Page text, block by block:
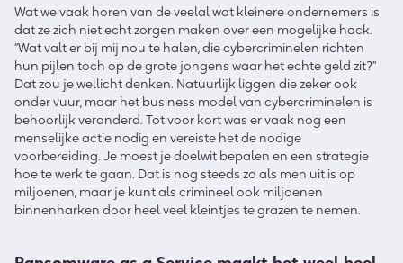
Wat we vaak horen van de veelal wat kleinere ondernemers is
dat ze zich niet echt zorgen maken over een mogelijke hack.
“Wat valt er bij mij nou te halen, die cybercriminelen richten
hun pijlen toch op de grote jongens waar het echte geld zit?”
Dat zou je wellicht denken. Natuurlijk liggen die zeker ook
onder vuur, maar het business model van cybercriminelen is
behoorlijk veranderd. Tot voor kort was er vaak nog een
menselijke actie nodig en vereiste het de nodige
voorbereiding. Je moest je doelwit bepalen en een strategie
hoe te werk te gaan. Dat is nog steeds zo als men uit is op
miljoenen, maar je kunt als crimineel ook miljoenen
binnenharken door heel veel kleintjes te grazen te nemen.